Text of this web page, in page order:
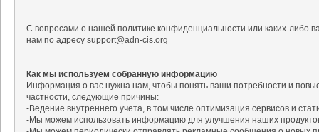
С вопросами о нашей политике конфиденциальности или каких-либо
нам по адресу support@adn-cis.org
Как мы используем собранную информацию
Информация о вас нужна нам, чтобы понять ваши потребности и
частности, следующие причины:
-Ведение внутреннего учета, в том числе оптимизация сервисов и
-Мы можем использовать информацию для улучшения наших продуктов